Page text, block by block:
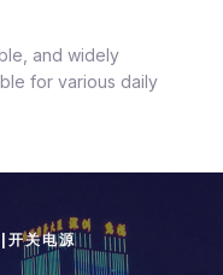
and widely
for various daily
开关电源